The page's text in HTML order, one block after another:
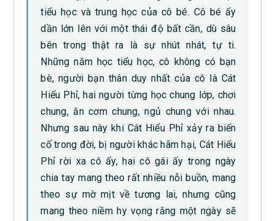
tiểu học và trung học của cô bé. Cô bé ấy
dần lớn lên với một thái độ bất cần, dù sâu
bên trong thật ra là sự nhút nhát, tự ti.
Những năm học tiểu học, cô không có bạn
bè, người bạn thân duy nhất của cô là Cát
Hiểu Phỉ, hai người từng học chung lớp, chơi
chung, ăn cơm chung, ngủ chung với nhau.
Nhưng sau này khi Cát Hiểu Phỉ xảy ra biến
cố trong đời, bị người khác hãm hại, Cát Hiểu
Phỉ rời xa cô ấy, hai cô gái ấy trong ngày
chia tay mang theo rất nhiều nỗi buồn, mang
theo sự mờ mịt về tương lai, nhưng cũng
mang theo niềm hy vọng rằng một ngày sẽ